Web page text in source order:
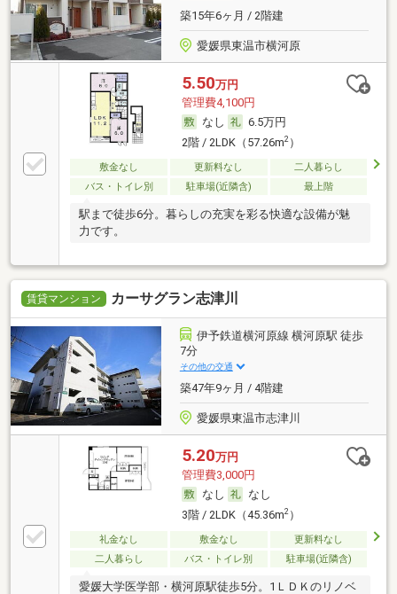
築15年6ヶ月 / 2階建
愛媛県東温市横河原
5.50万円
管理費4,100円
なし
6.5万円
2階 / 2LDK（57.26m2）
敷金なし 更新料なし
二人暮らし
バス・トイレ別
駐車場(近隣含) 最上階
駅まで徒歩6分。暮らしの充実を彩る快適な設備が魅
力です。
賃貸マンション カーサグラン志津川
伊予鉄道横河原線 横河原駅 徒歩
7分
その他の交通
築47年9ヶ月 / 4階建
愛媛県東温市志津川
5.20万円
管理費3,000円
なし
なし
3階 / 2LDK（45.36m2）
礼金なし 敷金なし
更新料なし
二人暮らし
バス・トイレ別 駐車場(近隣含)
愛媛大学医学部・横河原駅徒歩5分。1ＬＤＫのリノベ